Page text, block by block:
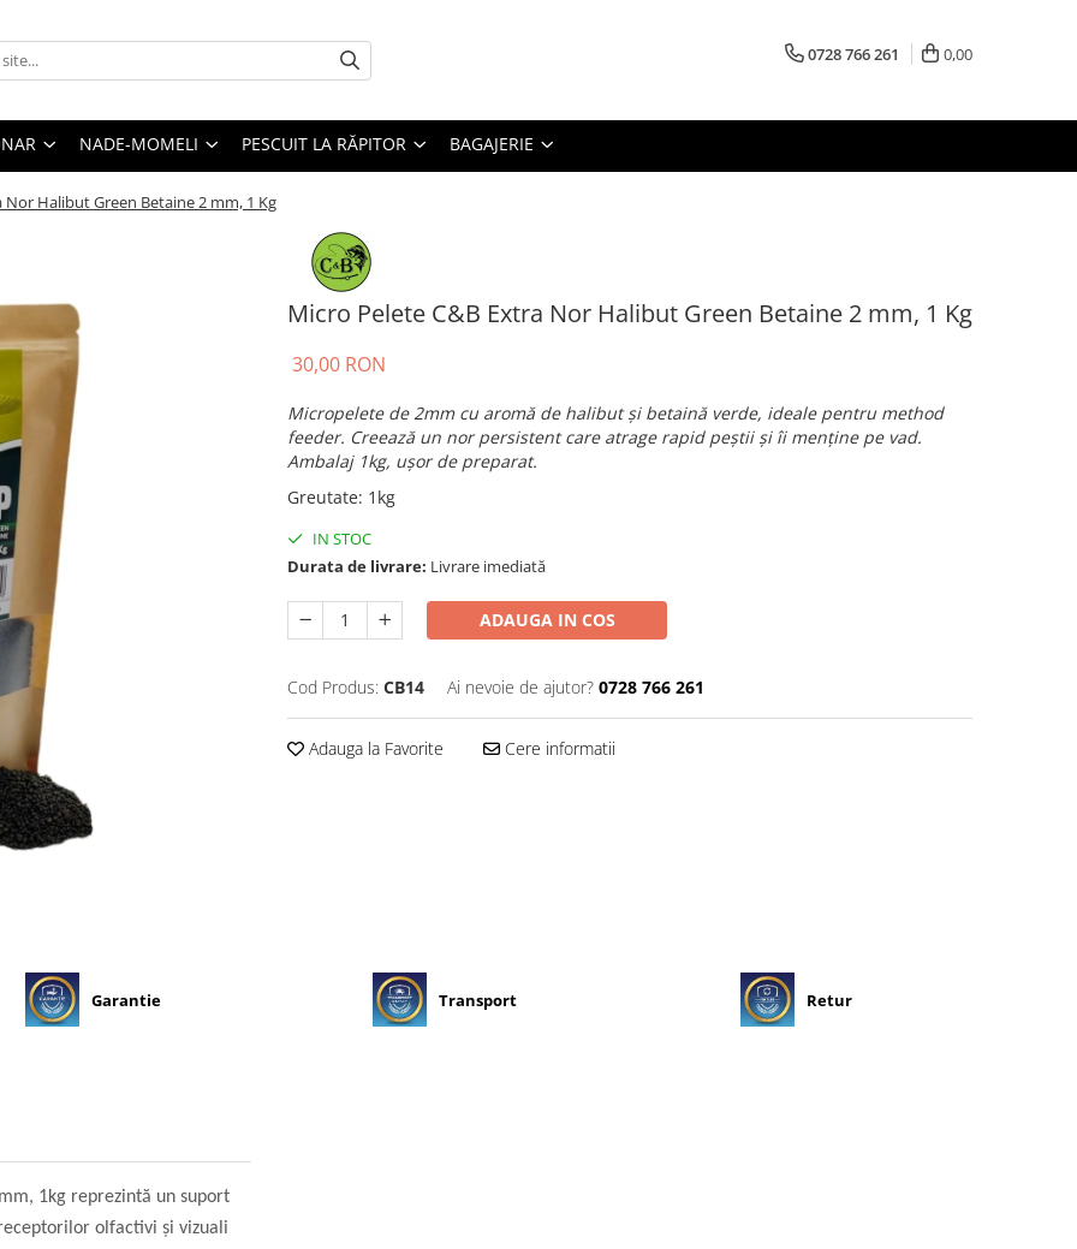
0728 766 261 0,00
NADE-MOMELI PESCUIT LA RĂPITOR BAGAJERIE
Nor Halibut Green Betaine 2 mm, 1 Kg
Micro Pelete C&B Extra Nor Halibut Green Betaine 2 mm, 1 Kg
30,00 RON
Micropelete de 2mm cu aromă de halibut și betaină verde, ideale pentru method
feeder. Creează un nor persistent care atrage rapid peștii și îi menține pe vad.
Ambalaj 1kg, ușor de preparat.
Greutate: 1kg
IN STOC
Durata de livrare: Livrare imediată
ADAUGA IN COS
Cod Produs: CB14 Ai nevoie de ajutor? 0728 766 261
Adauga la Favorite Cere informatii
Garantie Transport Retur
1kg reprezintă un suport
olfactivi și vizuali